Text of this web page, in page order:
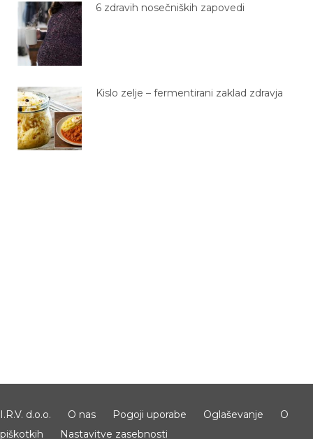
6 zdravih nosečniških zapovedi
Kislo zelje – fermentirani zaklad zdravja
I.R.V. d.o.o. O nas Pogoji uporabe Oglaševanje
O
piškotkih
Nastavitve zasebnosti